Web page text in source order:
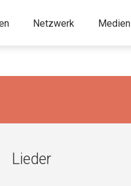
Netzwerk Medien
Lieder